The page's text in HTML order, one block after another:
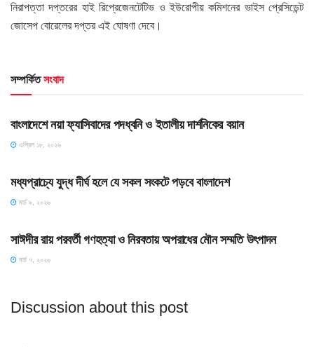
নিরাপত্তা দপ্তরের হাই রিপ্রেজেনটেটিভ ও ইউরোপীয় কমিশনের ভাইস প্রেসিডেন্ট
জোসেপ বোরেলের দপ্তর এই ঘোষণা দেবে।
সম্পর্কিতসংবাদ
HOME POST
বাংলাদেশে নয়া ফ্যাসিবাদের পদধ্বনি ও ইতালীয় দার্শনিকের বয়ান
এপ্রিল ১৮, ২০২৬
মধ্যপ্রাচ্যে যুদ্ধ দীর্ঘ হলে যে সকল সংকটে পড়বে বাংলাদেশ
মার্চ ৯, ২০২৬
সাঈদীর রায় পরবর্তী গণহত্যা ও নিরবতায় অপরাধের মৌন সম্মতি উৎপাদন
মার্চ ৭, ২০২৬
Discussion about this post